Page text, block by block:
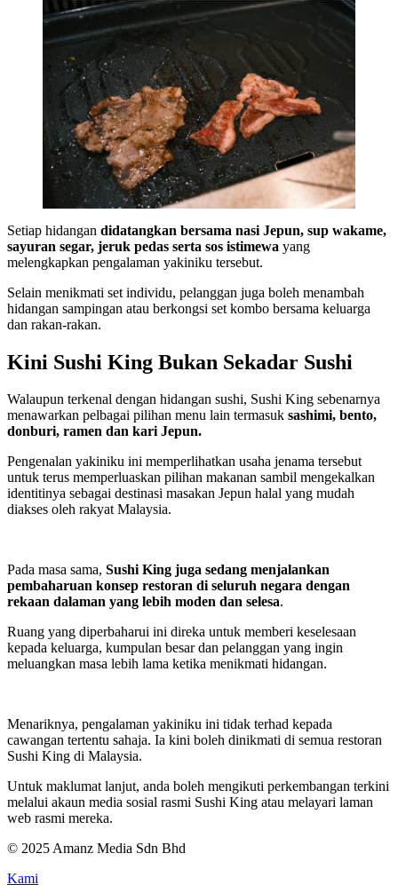
Setiap hidangan didatangkan bersama nasi Jepun, sup wakame,
sayuran segar, jeruk pedas serta sos istimewa yang
melengkapkan pengalaman yakiniku tersebut.
Selain menikmati set individu, pelanggan juga boleh menambah
hidangan sampingan atau berkongsi set kombo bersama keluarga
dan rakan-rakan.
Kini Sushi King Bukan Sekadar Sushi
Walaupun terkenal dengan hidangan sushi, Sushi King sebenarnya
menawarkan pelbagai pilihan menu lain termasuk sashimi, bento,
donburi, ramen dan kari Jepun.
Pengenalan yakiniku ini memperlihatkan usaha jenama tersebut
untuk terus memperluaskan pilihan makanan sambil mengekalkan
identitinya sebagai destinasi masakan Jepun halal yang mudah
diakses oleh rakyat Malaysia.
Pada masa sama, Sushi King juga sedang menjalankan
pembaharuan konsep restoran di seluruh negara dengan
rekaan dalaman yang lebih moden dan selesa.
Ruang yang diperbaharui ini direka untuk memberi keselesaan
kepada keluarga, kumpulan besar dan pelanggan yang ingin
meluangkan masa lebih lama ketika menikmati hidangan.
Menariknya, pengalaman yakiniku ini tidak terhad kepada
cawangan tertentu sahaja. Ia kini boleh dinikmati di semua restoran
Sushi King di Malaysia.
Untuk maklumat lanjut, anda boleh mengikuti perkembangan terkini
melalui akaun media sosial rasmi Sushi King atau melayari laman
web rasmi mereka.
© 2025 Amanz Media Sdn Bhd
Kami